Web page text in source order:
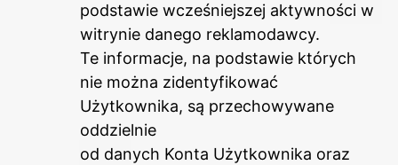
podstawie wcześniejszej aktywności w
witrynie danego reklamodawcy.
Te informacje, na podstawie których
nie można zidentyfikować
Użytkownika, są przechowywane
oddzielnie
od danych Konta Użytkownika oraz